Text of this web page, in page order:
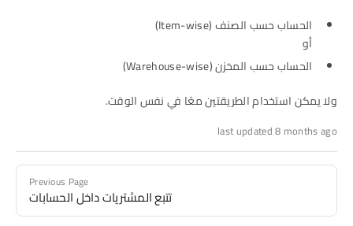
الحساب حسب الصنف (Item-wise)
أو
الحساب حسب المخزن (Warehouse-wise)
ولا يمكن استخدام الطريقتين معًا في نفس الوقت.
last updated 8 months ago
Previous Page
تتبع المشتريات داخل الحسابات